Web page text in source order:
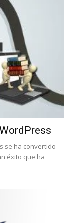
se ha convertido
éxito que ha